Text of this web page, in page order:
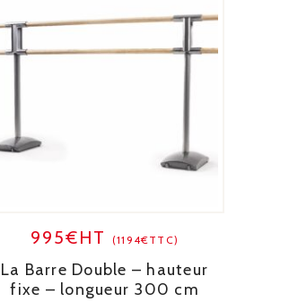
995€HT(1194€TTC)
La Barre Double – hauteur
fixe – longueur 300 cm